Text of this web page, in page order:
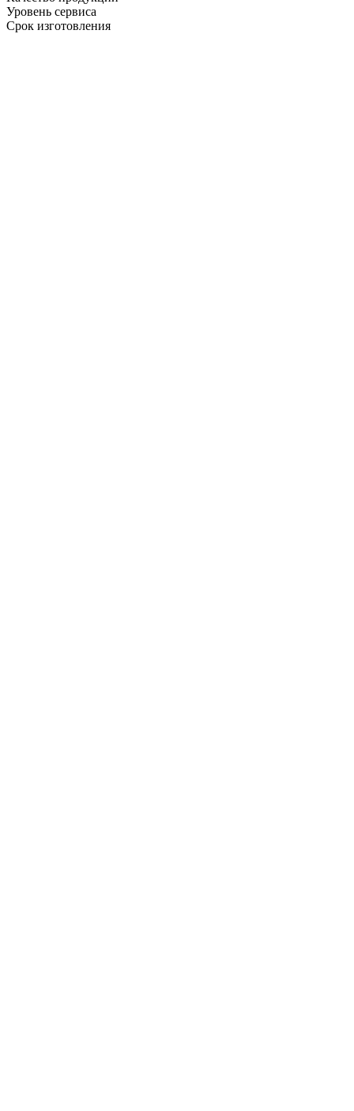
Уровень сервиса
Срок изготовления